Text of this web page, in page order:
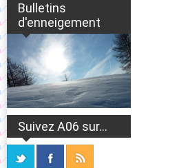
Bulletins
d'enneigement
Suivez A06 sur...